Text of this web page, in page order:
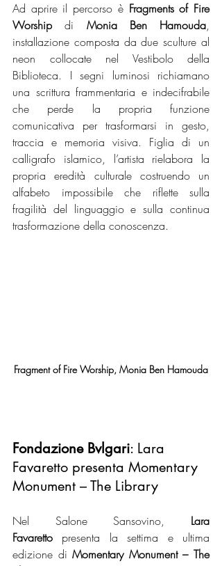
Ad aprire il percorso è Fragments of Fire
Worship di Monia Ben Hamouda,
installazione composta da due sculture al
neon collocate nel Vestibolo della
Biblioteca. I segni luminosi richiamano
una scrittura frammentaria e indecifrabile
che perde la propria funzione
comunicativa per trasformarsi in gesto,
traccia e memoria visiva. Figlia di un
calligrafo islamico, l’artista rielabora la
propria eredità culturale costruendo un
alfabeto impossibile che riflette sulla
fragilità del linguaggio e sulla continua
trasformazione della conoscenza.
Fragment of Fire Worship, Monia Ben Hamouda
Fondazione Bvlgari: Lara
Favaretto presenta Momentary
Monument – The Library
Nel Salone Sansovino, Lara
Favaretto presenta la settima e ultima
edizione di Momentary Monument – The